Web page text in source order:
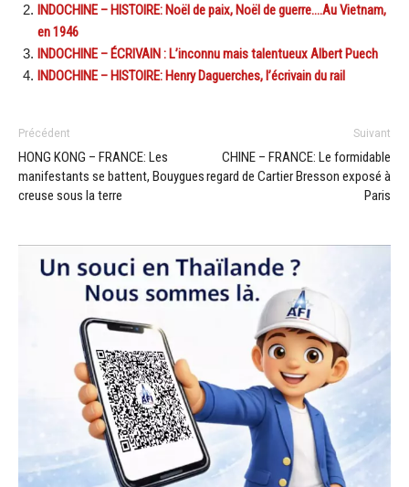
INDOCHINE – HISTOIRE: Noël de paix, Noël de guerre….Au Vietnam,
en 1946
INDOCHINE – ÉCRIVAIN : L’inconnu mais talentueux Albert Puech
INDOCHINE – HISTOIRE: Henry Daguerches, l’écrivain du rail
Précédent
HONG KONG – FRANCE: Les
manifestants se battent, Bouygues
creuse sous la terre
Suivant
CHINE – FRANCE: Le formidable
regard de Cartier Bresson exposé à
Paris